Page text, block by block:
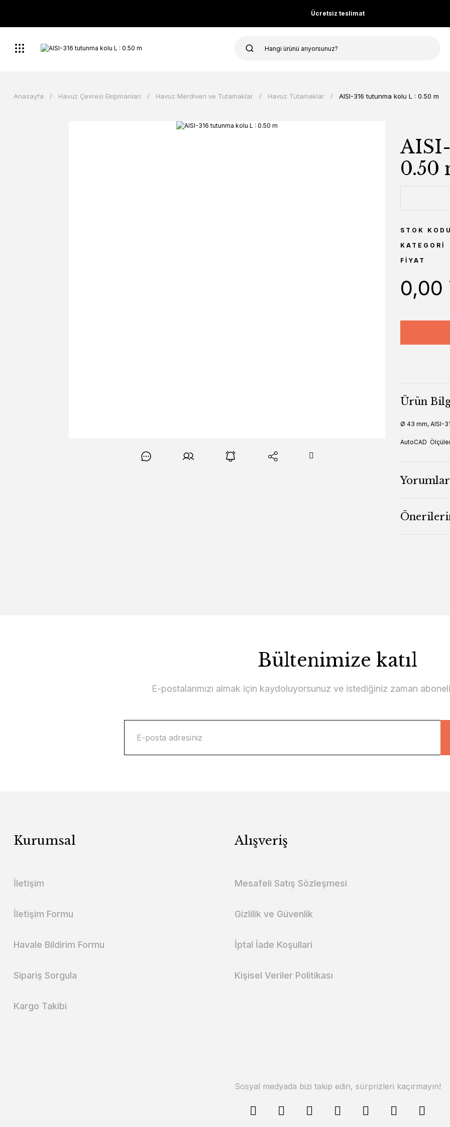
Ücretsiz teslimat
Anasayfa Havuz Çevresi Ekipmanları Havuz Merdiven ve Tutamaklar Havuz Tutamaklar AISI-316 tutunma kolu L : 0.50 m
0.50
STOK
KATEGORI
FIYAT
0,00
Ürün
Ø 43 mm, AISI-
AutoCAD
Yorumlar
Bültenimize katıl
E-postalarımızı almak için kaydoluyorsunuz ve istediğiniz zaman
Kurumsal
İletişim
İletişim Formu
Havale Bildirim Formu
Sipariş Sorgula
Kargo Takibi
Alışveriş
Mesafeli Satış Sözleşmesi
Gizlilik ve Güvenlik
İptal İade Koşullari
Kişisel Veriler Politikası
Sosyal medyada bizi takip edin, sürprizleri kaçırmayın!